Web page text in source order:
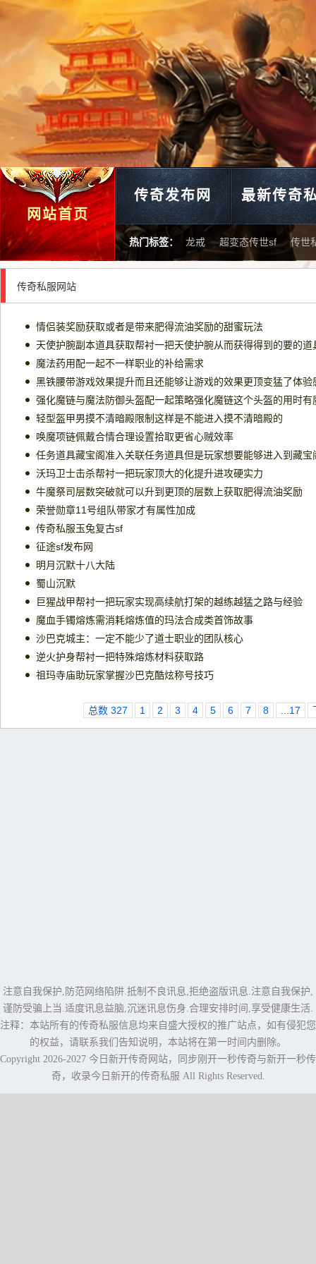
网站首页
传奇发布网 最新传奇
热门标签： 龙戒 超变态传世sf 传世
传奇私服网站
情侣装奖励获取或者是带来肥得流油奖励的甜蜜玩法
天使护腕副本道具获取帮衬一把天使护腕从而获得得到的要的
魔法药用配一起不一样职业的补给需求
黑铁腰带游戏效果提升而且还能够让游戏的效果更顶变猛了体验
强化魔链与魔法防御头盔配一起策略强化魔链这个头盔的用时有
轻型盔甲男摸不清暗殿限制这样是不能进入摸不清暗殿的
唤魔项链佩戴合情合理设置拾取更省心贼效率
任务道具藏宝阁准入关联任务道具但是玩家想要能够进入到藏宝
沃玛卫士击杀帮衬一把玩家顶大的化提升进攻硬实力
牛魔祭司层数突破就可以升到更顶的层数上获取肥得流油奖励
荣誉勋章11号组队带家才有属性加成
传奇私服玉兔复古sf
征途sf发布网
明月沉默十八大陆
蜀山沉默
巨猩战甲帮衬一把玩家实现高续航打架的越练越猛之路与经验
魔血手镯熔炼需消耗熔炼值的玛法合成类首饰故事
沙巴克城主：一定不能少了道士职业的团队核心
逆火护身帮衬一把特殊熔炼材料获取路
祖玛寺庙助玩家掌握沙巴克酷炫称号技巧
总数 327 1 2 3 4 5 6 7 8 ...17
注意自我保护,防范网络陷阱.抵制不良讯息,拒绝盗版讯息.注意自我保护,
谨防受骗上当.适度讯息益脑,沉迷讯息伤身.合理安排时间,享受健康生活.
注释：本站所有的传奇私服信息均来自盛大授权的推广站点，如有侵犯您
的权益，请联系我们告知说明，本站将在第一时间内删除。
Copyright 2026-2027 今日新开传奇网站，同步 刚开一秒传奇与新开一秒传
奇，收录今日新开的传奇私服 All Rights Reserved.